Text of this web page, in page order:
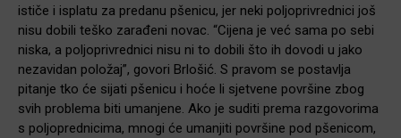
ističe i isplatu za predanu pšenicu, jer neki poljoprivrednici još
nisu dobili teško zarađeni novac. “Cijena je već sama po sebi
niska, a poljoprivrednici nisu ni to dobili što ih dovodi u jako
nezavidan položaj”, govori Brlošić. S pravom se postavlja
pitanje tko će sijati pšenicu i hoće li sjetvene površine zbog
svih problema biti umanjene. Ako je suditi prema razgovorima
s poljoprednicima, mnogi će umanjiti površine pod pšenicom,